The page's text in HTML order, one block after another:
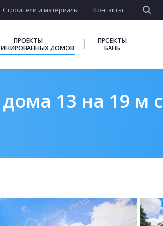
Строители и материалы Контакты
ПРОЕКТЫ
ДОМОВ
ПРОЕКТЫ
БАНЬ
13 на 19 м с